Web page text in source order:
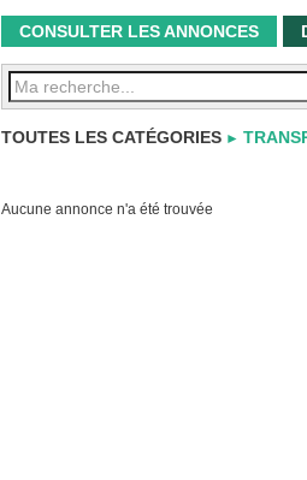
CONSULTER LES ANNONCES
TOUTES LES CATÉGORIES ►
Aucune annonce n'a été trouvée